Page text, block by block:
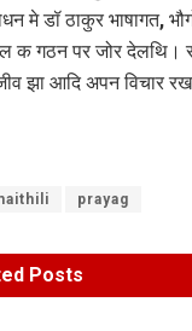
मे डॉ ठाकुर भाषागत,
क गठन पर जोर देलथि।
झा आदि अपन विचार
prayag
Posts